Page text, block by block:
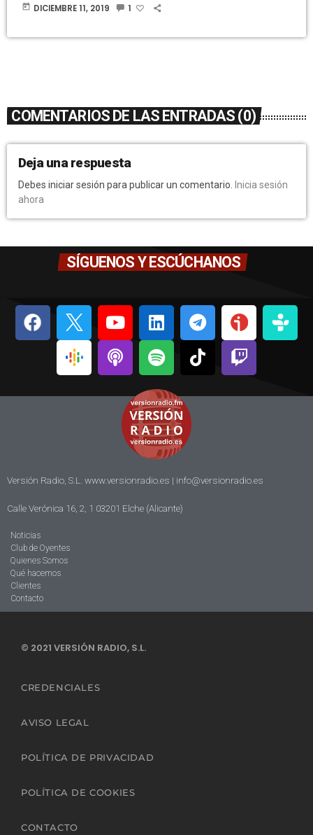
today DICIEMBRE 11, 2019 1
COMENTARIOS DE LAS ENTRADAS (0)
Deja una respuesta
Debes iniciar sesión para publicar un comentario.
Inicia sesión
ahora
SÍGUENOS Y ESCÚCHANOS
Versión Radio, S.L. www.versionradio.es | info@versionradio.es
Calle Verónica 16, 2, 1 03201 Elche (Alicante)
Noticias
Club de Oyentes
Quienes Somos
Qué hacemos
Clientes
Contacto
© 2021 VERSIÓN RADIO, S.L.
CREDENCIALES
AVISO LEGAL
POLÍTICA DE PRIVACIDAD
POLÍTICA DE COOKIES
CONTACTO